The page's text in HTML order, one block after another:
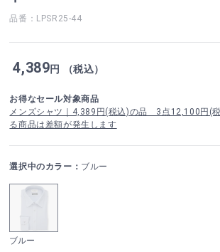
品番：LPSR25-44
4,389円 （税込）
お得なセール対象商品
メンズシャツ｜4,389円(税込)の品 3点12,100円(
る商品は差額が発生します
選択中のカラー： ブルー
ブルー